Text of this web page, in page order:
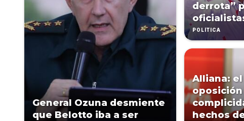
General Ozuna desmiente
que Belotto iba a ser
derrota”
POLÍTICA
Alliana:
hechos